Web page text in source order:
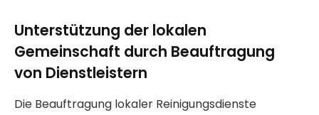
Unterstützung der lokalen
Gemeinschaft durch Beauftragung
von Dienstleistern
Die Beauftragung lokaler Reinigungsdienste